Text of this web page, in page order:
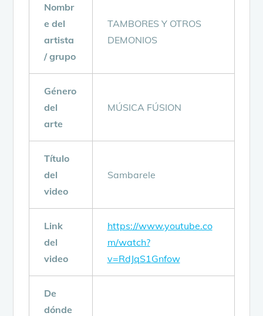
Nombr
e del
artista
/ grupo
TAMBORES Y OTROS
DEMONIOS
Género
del
arte
MÚSICA FÚSION
Título
del
video
Sambarele
Link
del
video
https://www.youtube.co
m/watch?
v=RdJqS1Gnfow
De
dónde